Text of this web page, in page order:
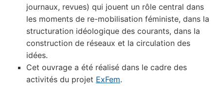
journaux, revues) qui jouent un rôle central dans
les moments de re-mobilisation féministe, dans la
structuration idéologique des courants, dans la
construction de réseaux et la circulation des
idées.
Cet ouvrage a été réalisé dans le cadre des
activités du projet ExFem.